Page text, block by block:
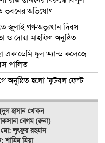
ভবনের অভিযোগ
জুলাই গণ-অভ্যুত্থান দিবস
ও দোয়া মাহফিল অনুষ্ঠিত
একাডেমি স্কুল অ্যান্ড কলেজে
পালিত
অনুষ্ঠিত হলো ‘ফুটবল ফেস্ট
হাসান খোকন
বেগম (রুনা)
মো: লুৎফুর রহমান
শামিম মিয়া